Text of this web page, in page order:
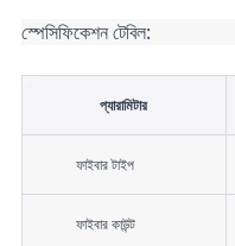
স্পেসিফিকেশন টেবিল:
প্যারামিটার
ফাইবার টাইপ
ফাইবার কাউন্ট